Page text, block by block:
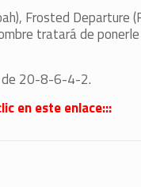
Frosted Departure
tratará de
de 20-8-6-4-2.
en este enlace:::